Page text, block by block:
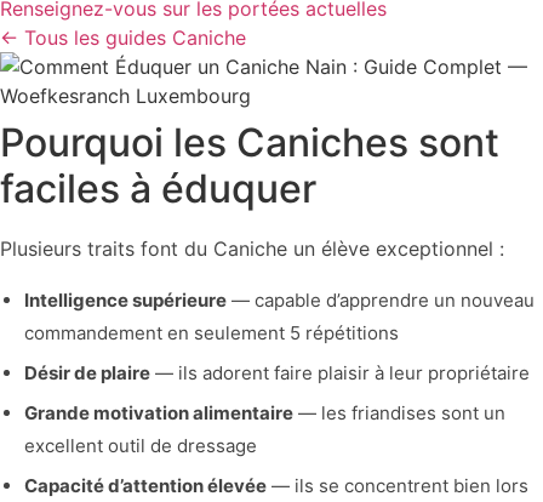
Renseignez-vous sur les portées actuelles
← Tous les guides Caniche
Pourquoi les Caniches sont
faciles à éduquer
Plusieurs traits font du Caniche un élève exceptionnel :
Intelligence supérieure — capable d’apprendre un nouveau
commandement en seulement 5 répétitions
Désir de plaire — ils adorent faire plaisir à leur propriétaire
Grande motivation alimentaire — les friandises sont un
excellent outil de dressage
Capacité d’attention élevée — ils se concentrent bien lors